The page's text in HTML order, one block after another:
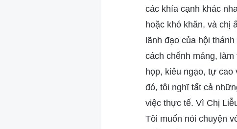
các khía cạnh khác
hoặc khó khăn, và chị
lãnh đạo của hội
cách chểnh mảng,
họp, kiêu ngạo, tự
đó, tôi nghĩ tất cả
việc thực tế. Vì Chị
Tôi muốn nói chuyện